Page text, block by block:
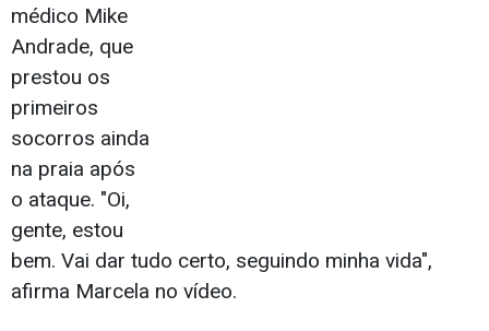
médico Mike
Andrade, que
prestou os
primeiros
socorros ainda
na praia após
o ataque. "Oi,
gente, estou
bem. Vai dar tudo certo, seguindo minha vida",
afirma Marcela no vídeo.